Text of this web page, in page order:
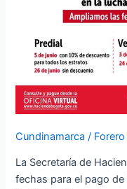
Cundinamarca /
La Secretaría de
fechas para el pago
Impuestos
Bogotá